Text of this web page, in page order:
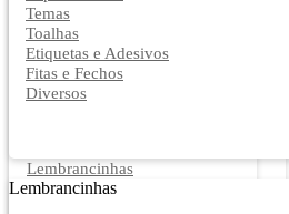
Temas
Toalhas
Etiquetas e Adesivos
Fitas e Fechos
Diversos
Lembrancinhas
Lembrancinhas